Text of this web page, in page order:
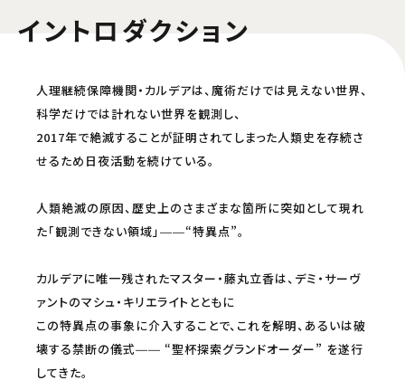
イントロダクション
人理継続保障機関・カルデアは、魔術だけでは見えない世界、
科学だけでは計れない世界を観測し、
2017年で絶滅することが証明されてしまった人類史を存続さ
せるため日夜活動を続けている。
人類絶滅の原因、歴史上のさまざまな箇所に突如として現れ
た「観測できない領域」――“特異点”。
カルデアに唯一残されたマスター・藤丸立香は、デミ・サーヴ
ァントのマシュ・キリエライトとともに
この特異点の事象に介入することで、これを解明、あるいは破
壊する禁断の儀式―― “聖杯探索グランドオーダー” を遂行
してきた。